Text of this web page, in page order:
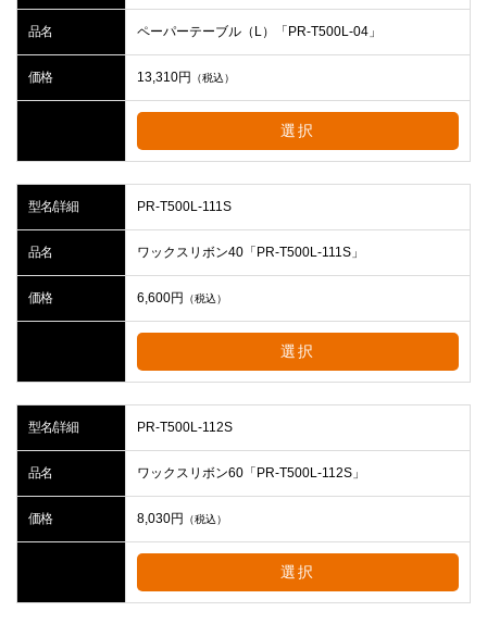
品名 ペーパーテーブル（L）「PR-T500L-04」
価格 13,310円 （税込）
選択
型名/詳細 PR-T500L-111S
品名 ワックスリボン40「PR-T500L-111S」
価格 6,600円 （税込）
選択
型名/詳細 PR-T500L-112S
品名 ワックスリボン60「PR-T500L-112S」
価格 8,030円 （税込）
選択